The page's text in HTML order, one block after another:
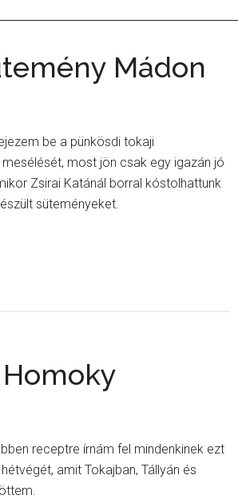
Mádon
be a pünkösdi tokaji
most jön csak egy igazán jó
Zsirai Katánál borral kóstolhattunk
süteményeket.
receptre írnám fel mindenkinek ezt
amit Tokajban, Tállyán és